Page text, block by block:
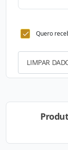
Quero
LIMPAR